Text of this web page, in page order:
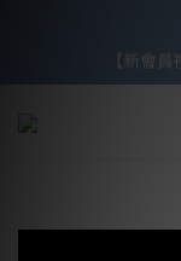
【滿額禮】滿